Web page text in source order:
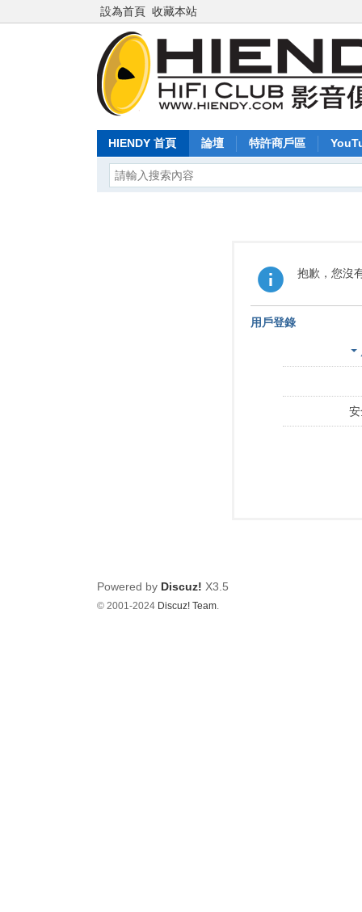
設為首頁 收藏本站
HIENDY 首頁 論壇 特許商戶區
抱歉，您沒
用戶登錄
Powered by Discuz! X3.5
© 2001-2024 Discuz! Team.